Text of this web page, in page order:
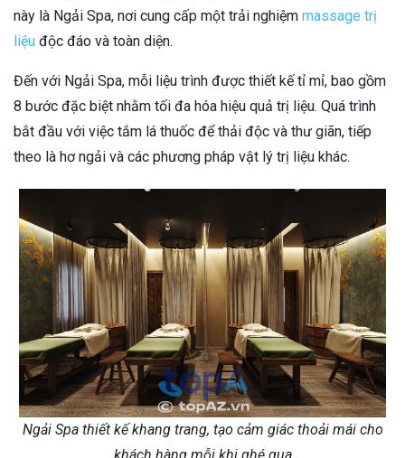
này là Ngải Spa, nơi cung cấp một trải nghiệm massage trị
liệu độc đáo và toàn diện.
Đến với Ngải Spa, mỗi liệu trình được thiết kế tỉ mỉ, bao gồm
8 bước đặc biệt nhằm tối đa hóa hiệu quả trị liệu. Quá trình
bắt đầu với việc tắm lá thuốc để thải độc và thư giãn, tiếp
theo là hơ ngải và các phương pháp vật lý trị liệu khác.
Ngải Spa thiết kế khang trang, tạo cảm giác thoải mái cho